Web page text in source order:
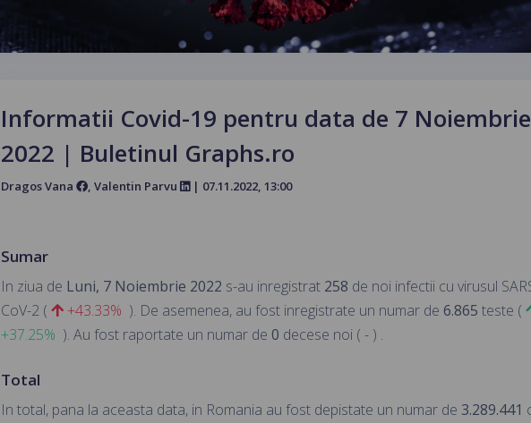
Informatii Covid-19 pentru data de 7 Noiembrie
2022 | Buletinul Graphs.ro
Dragos Vana , Valentin Parvu | 07.11.2022, 13:00
Sumar
In ziua de Luni, 7 Noiembrie 2022 s-au inregistrat 258 de noi infectii cu virusul
CoV-2 (
+43.33% ). De asemenea, au fost inregistrate un numar de 6.865 teste (
+37.25% ). Au fost raportate un numar de 0 decese noi ( - ) .
Total
In total, pana la aceasta data, in Romania au fost depistate un numar de 3.289.441